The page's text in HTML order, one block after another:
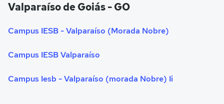
Valparaíso de Goiás - GO
Campus IESB - Valparaíso (Morada Nobre)
Campus IESB Valparaíso
Campus Iesb - Valparaíso (morada Nobre) Ii